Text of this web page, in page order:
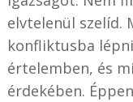
elvtelenül
konfliktusba
értelemben, és
érdekében.